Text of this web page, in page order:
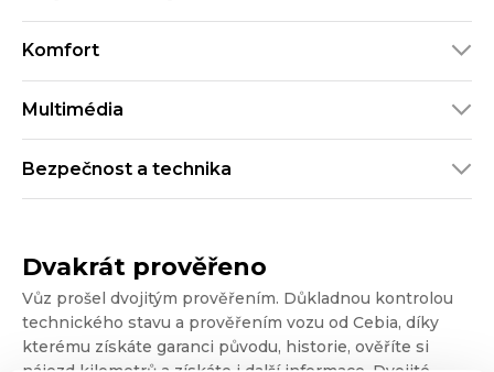
Komfort
Multimédia
Bezpečnost a technika
Dvakrát prověřeno
Vůz prošel dvojitým prověřením. Důkladnou kontrolou
technického stavu a prověřením vozu od Cebia, díky
kterému získáte garanci původu, historie, ověříte si